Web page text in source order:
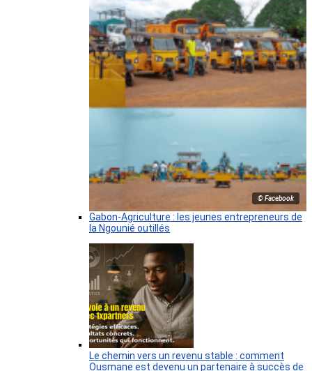
© Facebook
Gabon-Agriculture : les jeunes entrepreneurs de
la Ngounié outillés
Le chemin vers un revenu stable : comment
Ousmane est devenu un partenaire à succès de